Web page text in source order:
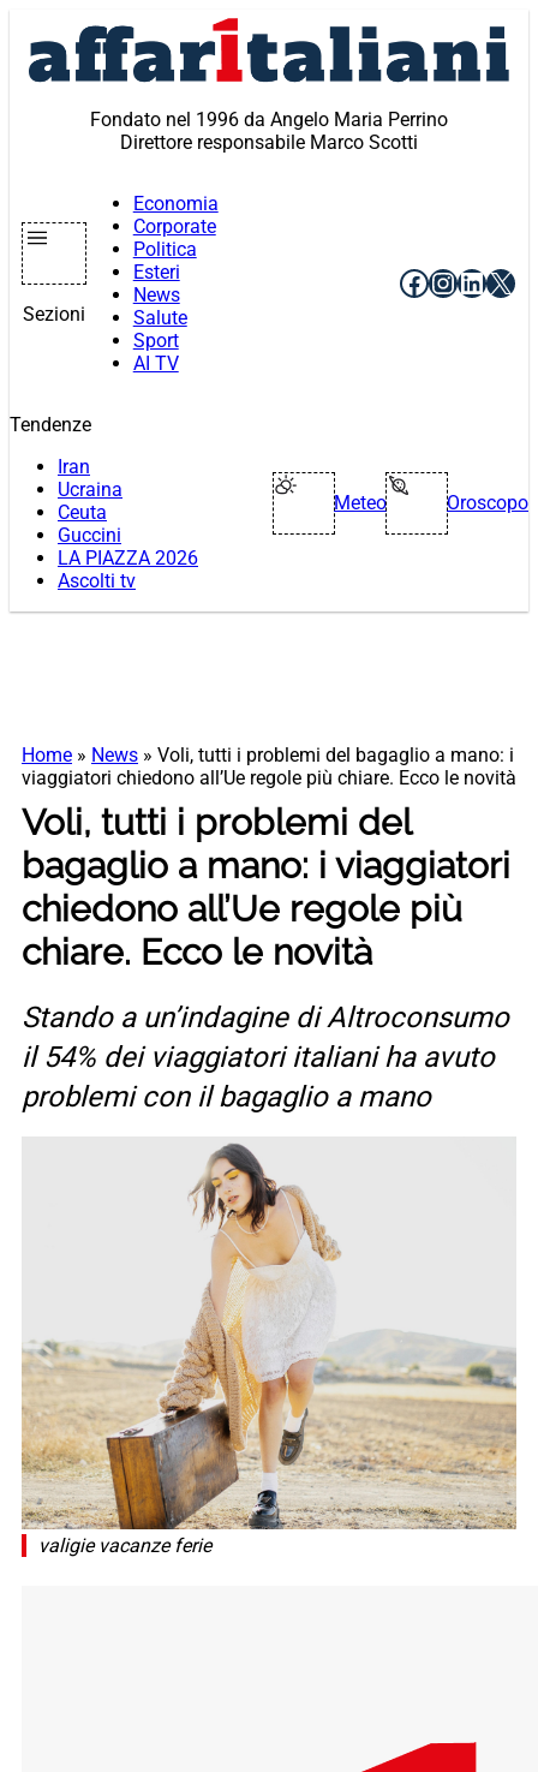
contenuto
Fondato nel 1996 da Angelo Maria Perrino
Direttore responsabile Marco Scotti
Sezioni
Economia
Corporate
Politica
Esteri
News
Salute
Sport
AI TV
Facebook
X
Tendenze
Iran
Ucraina
Ceuta
Guccini
LA PIAZZA 2026
Ascolti tv
Meteo Oroscopo
Home » News » Voli, tutti i problemi del bagaglio a mano: i
viaggiatori chiedono all’Ue regole più chiare. Ecco le novità
Voli, tutti i problemi del
bagaglio a mano: i viaggiatori
chiedono all’Ue regole più
chiare. Ecco le novità
Stando a un’indagine di Altroconsumo
il 54% dei viaggiatori italiani ha avuto
problemi con il bagaglio a mano
valigie vacanze ferie